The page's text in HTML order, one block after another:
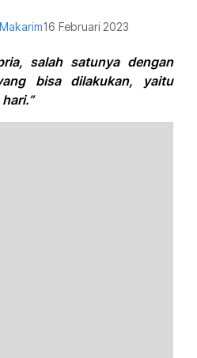
16 Februari 2023
salah satunya dengan
bisa dilakukan, yaitu